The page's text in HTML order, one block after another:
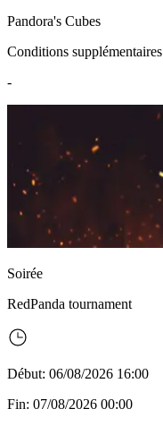
Pandora's Cubes
Conditions supplémentaires
-
Soirée
RedPanda tournament
Début: 06/08/2026 16:00
Fin: 07/08/2026 00:00